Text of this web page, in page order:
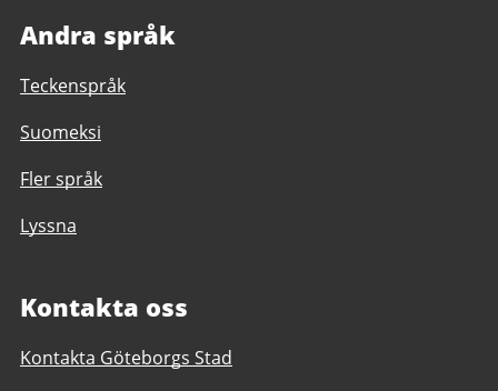
Andra språk
Teckenspråk
Suomeksi
Fler språk
Lyssna
Kontakta oss
Kontakta Göteborgs Stad